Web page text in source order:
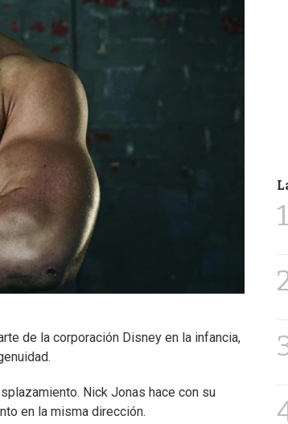
de la corporación Disney en la infancia,
Nick Jonas hace con su
en la misma dirección.
1